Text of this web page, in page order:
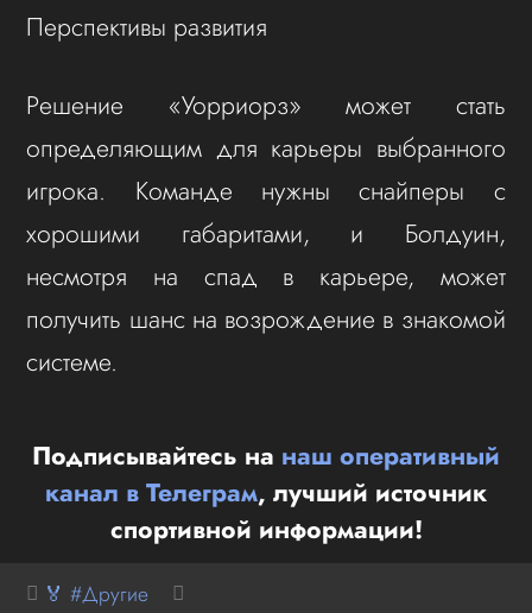
Перспективы развития
Решение «Уорриорз» может стать
определяющим для карьеры выбранного
игрока. Команде нужны снайперы с
хорошими габаритами, и Болдуин,
несмотря на спад в карьере, может
получить шанс на возрождение в знакомой
системе.
Подписывайтесь на наш оперативный
канал в Телеграм, лучший источник
спортивной информации!
🏅 #Другие